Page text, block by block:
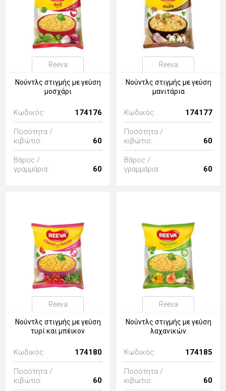
Reeva
Νούντλς στιγμής με γεύση
μοσχάρι
Κωδικός: 174176
Ποσότητα /
κιβώτιο:
60
Βάρος /
γραμμάρια:
60
Reeva
Νούντλς στιγμής με γεύση
μανιτάρια
Κωδικός: 174177
Ποσότητα /
κιβώτιο:
60
Βάρος /
γραμμάρια:
60
Reeva
Νούντλς στιγμής με γεύση
τυρί και μπέικον
Κωδικός: 174180
Ποσότητα /
κιβώτιο:
60
Reeva
Νούντλς στιγμής με γεύση
λαχανικών
Κωδικός: 174185
Ποσότητα /
κιβώτιο:
60